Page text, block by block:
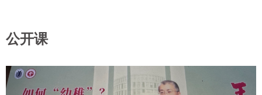
公开课